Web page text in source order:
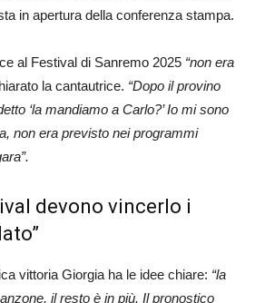
in apertura della conferenza stampa.
al Festival di Sanremo 2025 “non era
la cantautrice. “Dopo il provino
‘la mandiamo a Carlo?’ Io mi sono
non era previsto nei programmi
devono vincerlo i
vittoria Giorgia ha le idee chiare: “la
il resto è in più. Il pronostico